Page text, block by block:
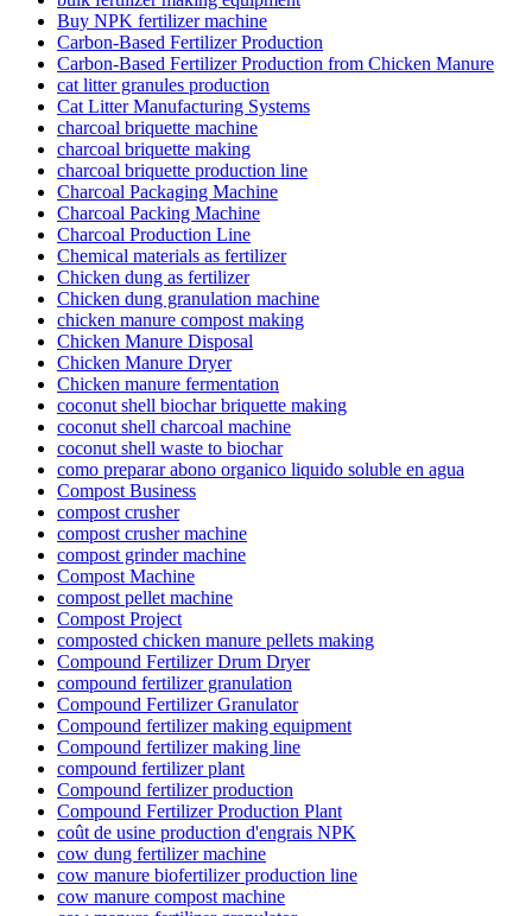
Buy NPK fertilizer machine
Carbon-Based Fertilizer Production
Carbon-Based Fertilizer Production from Chicken Manure
cat litter granules production
Cat Litter Manufacturing Systems
charcoal briquette machine
charcoal briquette making
charcoal briquette production line
Charcoal Packaging Machine
Charcoal Packing Machine
Charcoal Production Line
Chemical materials as fertilizer
Chicken dung as fertilizer
Chicken dung granulation machine
chicken manure compost making
Chicken Manure Disposal
Chicken Manure Dryer
Chicken manure fermentation
coconut shell biochar briquette making
coconut shell charcoal machine
coconut shell waste to biochar
como preparar abono organico liquido soluble en agua
Compost Business
compost crusher
compost crusher machine
compost grinder machine
Compost Machine
compost pellet machine
Compost Project
composted chicken manure pellets making
Compound Fertilizer Drum Dryer
compound fertilizer granulation
Compound Fertilizer Granulator
Compound fertilizer making equipment
Compound fertilizer making line
compound fertilizer plant
Compound fertilizer production
Compound Fertilizer Production Plant
coût de usine production d'engrais NPK
cow dung fertilizer machine
cow manure biofertilizer production line
cow manure compost machine